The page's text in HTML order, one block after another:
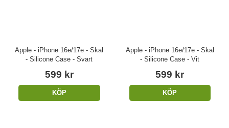
Apple - iPhone 16e/17e - Skal
- Silicone Case - Svart
599 kr
KÖP
Apple - iPhone 16e/17e - Skal
- Silicone Case - Vit
599 kr
KÖP